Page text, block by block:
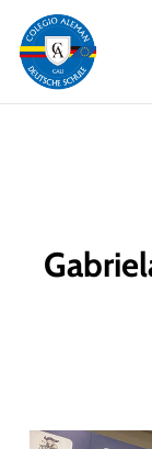
main
content